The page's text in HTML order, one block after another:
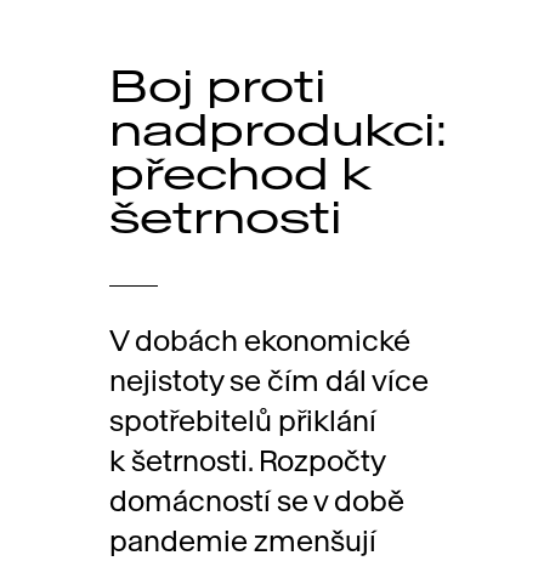
Boj proti
nadprodukci:
přechod k
šetrnosti
V dobách ekonomické
nejistoty se čím dál více
spotřebitelů přiklání
k šetrnosti. Rozpočty
domácností se v době
pandemie zmenšují